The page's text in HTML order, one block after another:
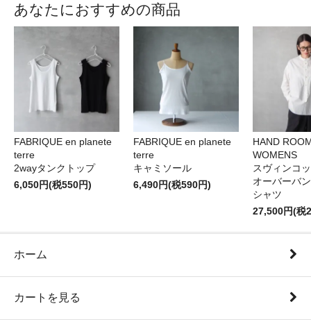
あなたにおすすめの商品
FABRIQUE en planete
terre
2wayタンクトップ
6,050円(税550円)
FABRIQUE en planete
terre
キャミソール
6,490円(税590円)
HAND
WOMENS
スヴィンコ
オーバーバ
シャツ
27,500円(税
ホーム
カートを見る